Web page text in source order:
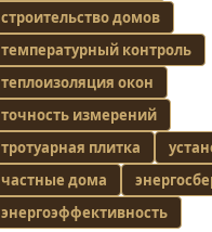
строительство домов
температурный контроль
теплоизоляция окон
точность измерений
тротуарная плитка
частные дома
энергоэффективность